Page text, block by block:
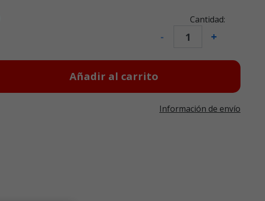
Cantidad:
- +
Añadir al carrito
Información de envío